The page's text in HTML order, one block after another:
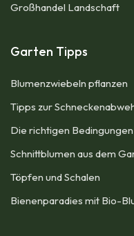
Großhandel Landschaft
Garten Tipps
Blumenzwiebeln pflanzen
Tipps zur
Die richtigen
Schnittblumen aus dem
Töpfen und Schalen
Bienenparadies mit Bio-